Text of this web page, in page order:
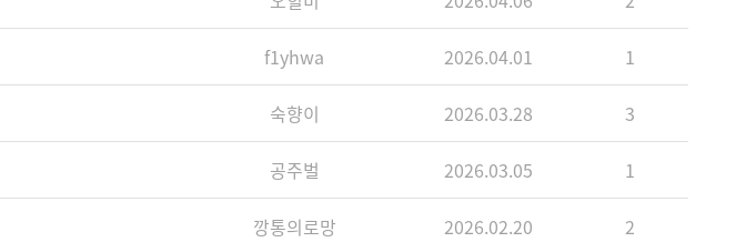
f1yhwa 2026.04.01 1
숙향이 2026.03.28 3
공주벌 2026.03.05 1
깡통의로망 2026.02.20 2